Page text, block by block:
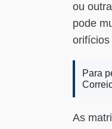
ou
pode
orifícios
Para
As